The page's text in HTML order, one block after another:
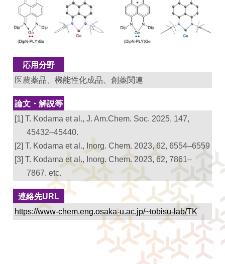
応用分野
医農薬品、機能性化成品、創薬関連
論文・解説等
[1] T. Kodama et al., J. Am.Chem. Soc. 2025, 147,
45432–45440.
[2] T. Kodama et al., Inorg. Chem. 2023, 62, 6554–6559
[3] T. Kodama et al., Inorg. Chem. 2023, 62, 7861–
7867. etc.
連絡先URL
https://www-chem.eng.osaka-u.ac.jp/~tobisu-lab/TK